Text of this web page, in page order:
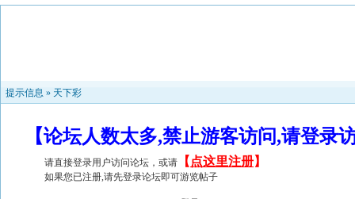
提示信息 » 天下彩
【论坛人数太多,禁止游客访问,请登
请直接登录用户访问论坛，或请 【 点这里注册】
如果您已注册,请先登录论坛即可游览帖子